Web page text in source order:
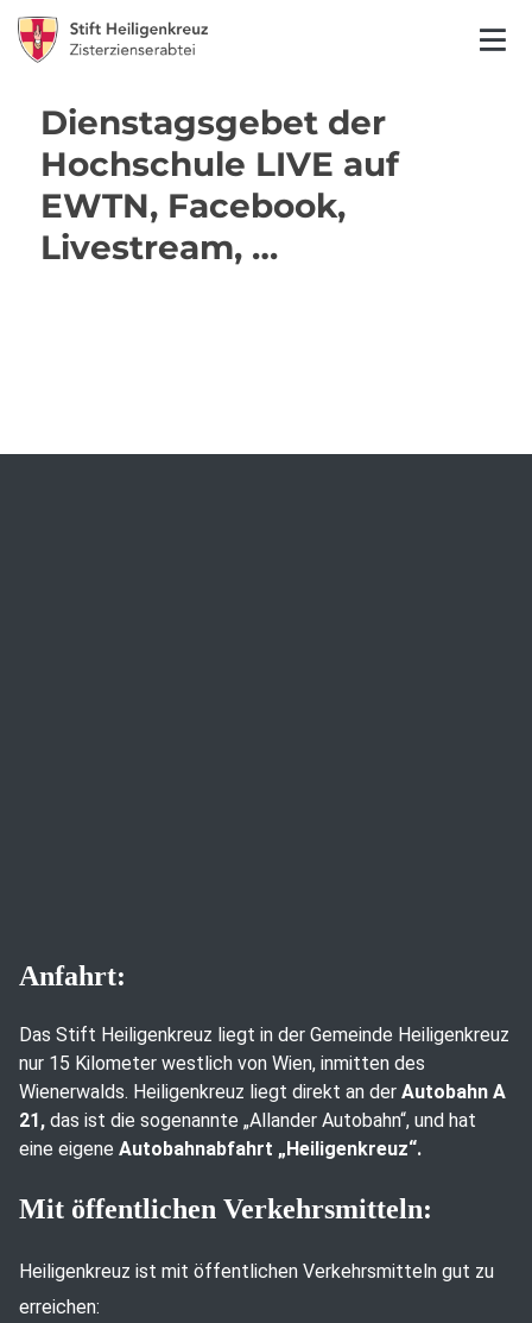
Dienstagsgebet der
Hochschule LIVE auf
EWTN, Facebook,
Livestream, …
Anfahrt:
Das Stift Heiligenkreuz liegt in der Gemeinde Heiligenkreuz
nur 15 Kilometer westlich von Wien, inmitten des
Wienerwalds. Heiligenkreuz liegt direkt an der Autobahn A
21, das ist die sogenannte „Allander Autobahn“, und hat
eine eigene Autobahnabfahrt „Heiligenkreuz“.
Mit öffentlichen Verkehrsmitteln:
Heiligenkreuz ist mit öffentlichen Verkehrsmitteln gut zu
erreichen: